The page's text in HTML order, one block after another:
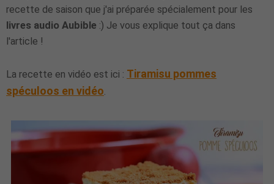
recette de saison que j'ai préparée spécialement pour les
livres audio Aubible :) Je vous explique tout ça dans
l'article !
La recette en vidéo est ici : Tiramisu pommes
spéculoos en vidéo